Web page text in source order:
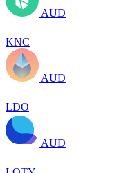
AUD
KNC
AUD
LDO
AUD